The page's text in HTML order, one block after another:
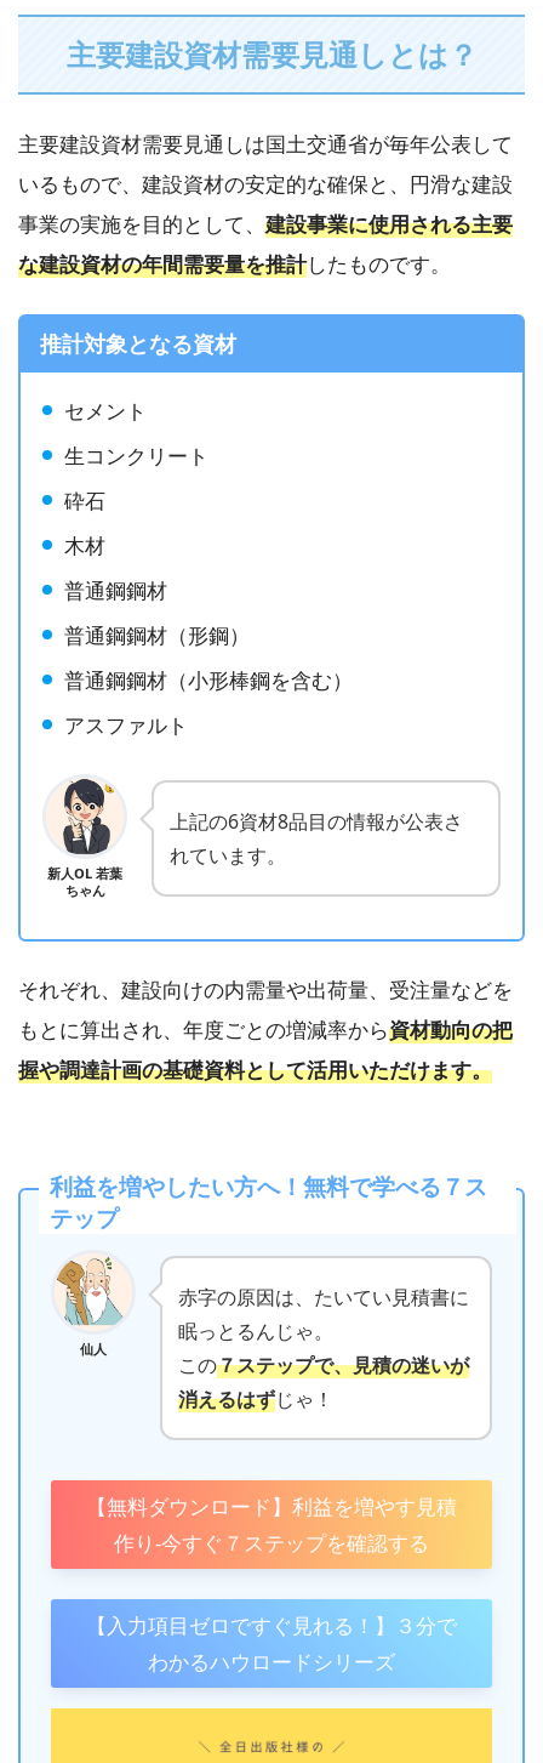
主要建設資材需要見通しとは？
主要建設資材需要見通しは国土交通省が毎年公表して
いるもので、建設資材の安定的な確保と、円滑な建設
事業の実施を目的として、 建設事業に使用される主要
な建設資材の年間需要量を推計したものです。
推計対象となる資材
セメント
生コンクリート
砕石
木材
普通鋼鋼材
普通鋼鋼材（形鋼）
普通鋼鋼材（小形棒鋼を含む）
アスファルト
新人OL 若葉
ちゃん
上記の6資材8品目の情報が公表さ
れています。
それぞれ、建設向けの内需量や出荷量、受注量などを
もとに算出され、年度ごとの増減率から資材動向の把
握や調達計画の基礎資料として活用いただけます。
利益を増やしたい方へ！無料で学べる７ス
テップ
仙人
赤字の原因は、たいてい見積書に
眠っとるんじゃ。
この７ステップで、見積の迷いが
消えるはずじゃ！
【無料ダウンロード】利益を増やす見積
作り-今すぐ７ステップを確認する
【入力項目ゼロですぐ見れる！】３分で
わかるハウロードシリーズ